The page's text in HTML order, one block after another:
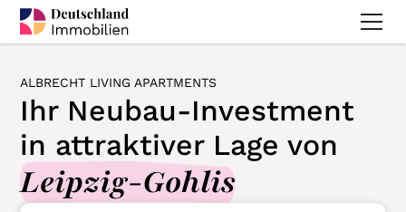
ALBRECHT LIVING APARTMENTS
Ihr Neubau-Investment
in attraktiver Lage von
Leipzig-Gohlis